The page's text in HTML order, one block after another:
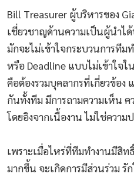
Bill Treasurer ผู้บริหารของ
เชี่ยวชาญด้านความเป็นผู้นำไ
มักจะไม่เข้าใจกระบวนการที
หรือ Deadline แบบไม่เข้าใจ
คือต้องรวมบุคลากรที่เกี่ยวข้อ
กันทั้งทีม มีการถามความเห็น
โดยอิงจากเนื้องาน ไม่ใช่ความ
เพราะเมื่อไหร่ที่ทีมทำงานมีสิท
มากขึ้น จะเกิดการมีส่วนร่วม